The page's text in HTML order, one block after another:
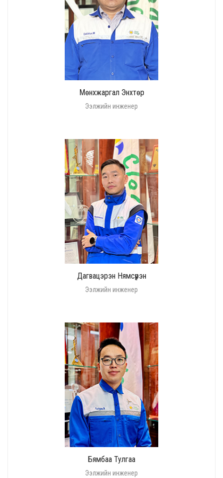
Мөнхжаргал Энхтөр
Ээлжийн инженер
Дагвацэрэн Нямсүрэн
Ээлжийн инженер
Бямбаа Тулгаа
Ээлжийн инженер